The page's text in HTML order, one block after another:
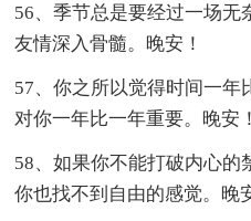
56、季节总是要经过一场无
友情深入骨髓。晚安！
57、你之所以觉得时间一年
对你一年比一年重要。晚安！
58、如果你不能打破内心的
你也找不到自由的感觉。晚